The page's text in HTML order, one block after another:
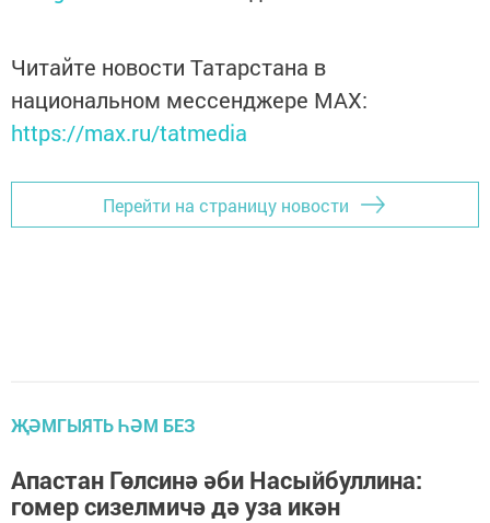
Читайте новости Татарстана в
национальном мессенджере MАХ:
https://max.ru/tatmedia
Перейти на страницу новости
ҖӘМГЫЯТЬ ҺӘМ БЕЗ
Апастан Гөлсинә әби Насыйбуллина:
гомер сизелмичә дә уза икән